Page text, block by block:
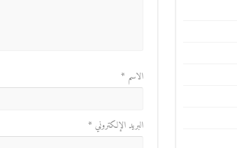
الاسم *
البريد الإلكتروني *